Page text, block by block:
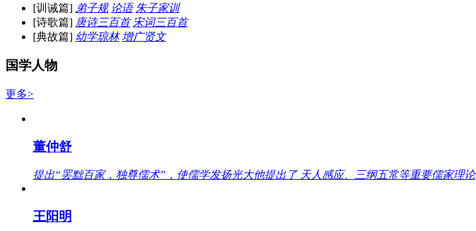
[训诫篇] 弟子规 论语 朱子家训
[诗歌篇] 唐诗三百首 宋词三百首
[典故篇] 幼学琼林 增广贤文
国学人物
更多>
董仲舒
提出“罢黜百家，独尊儒术”，使儒学发扬光大他提出了 天人感应、三纲五常等重要儒家理论
王阳明